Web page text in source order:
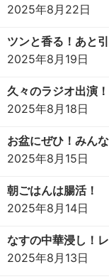
2025年8月22日
ツンと香る！あと
2025年8月19日
久々のラジオ出演！
2025年8月18日
お盆にぜひ！みん
2025年8月15日
朝ごはんは腸活！
2025年8月14日
なすの中華浸し！
2025年8月13日